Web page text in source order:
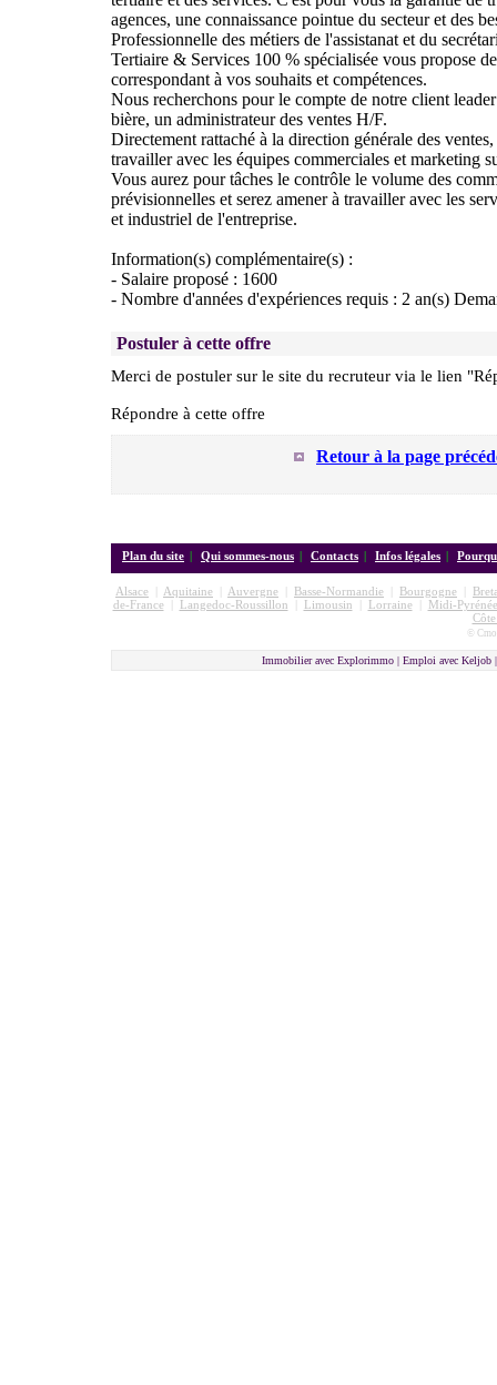
agences, une connaissance pointue du secteur et des
Professionnelle des métiers de l'assistanat et du
Tertiaire & Services 100 % spécialisée vous propose
correspondant à vos souhaits et compétences.
Nous recherchons pour le compte de notre client
bière, un administrateur des ventes H/F.
Directement rattaché à la direction générale des
travailler avec les équipes commerciales et marketing
Vous aurez pour tâches le contrôle le volume des
prévisionnelles et serez amener à travailler avec les
et industriel de l'entreprise.
Information(s) complémentaire(s) :
- Salaire proposé : 1600
- Nombre d'années d'expériences requis : 2 an(s)
Postuler à cette offre
Merci de postuler sur le site du recruteur via le lien
Répondre à cette offre
Retour à la page
Plan du site | Qui sommes-nous | Contacts | Infos légales |
Alsace Aquitaine Auvergne Basse-Normandie Bourgogne
de-France| Langedoc-Roussillon Limousin Lorraine|
Midi-
©
Immobilier avec Explorimmo | Emploi avec Keljob